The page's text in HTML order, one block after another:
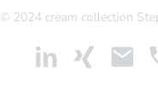
© 2024 cream collection